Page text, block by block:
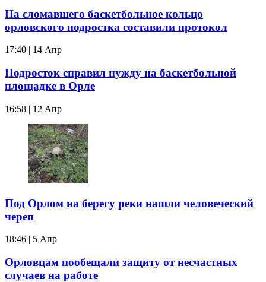
На сломавшего баскетбольное кольцо
орловского подростка составили протокол
17:40 | 14 Апр
Подросток справил нужду на баскетбольной
площадке в Орле
16:58 | 12 Апр
Под Орлом на берегу реки нашли человеческий
череп
18:46 | 5 Апр
Орловцам пообещали защиту от несчастных
случаев на работе